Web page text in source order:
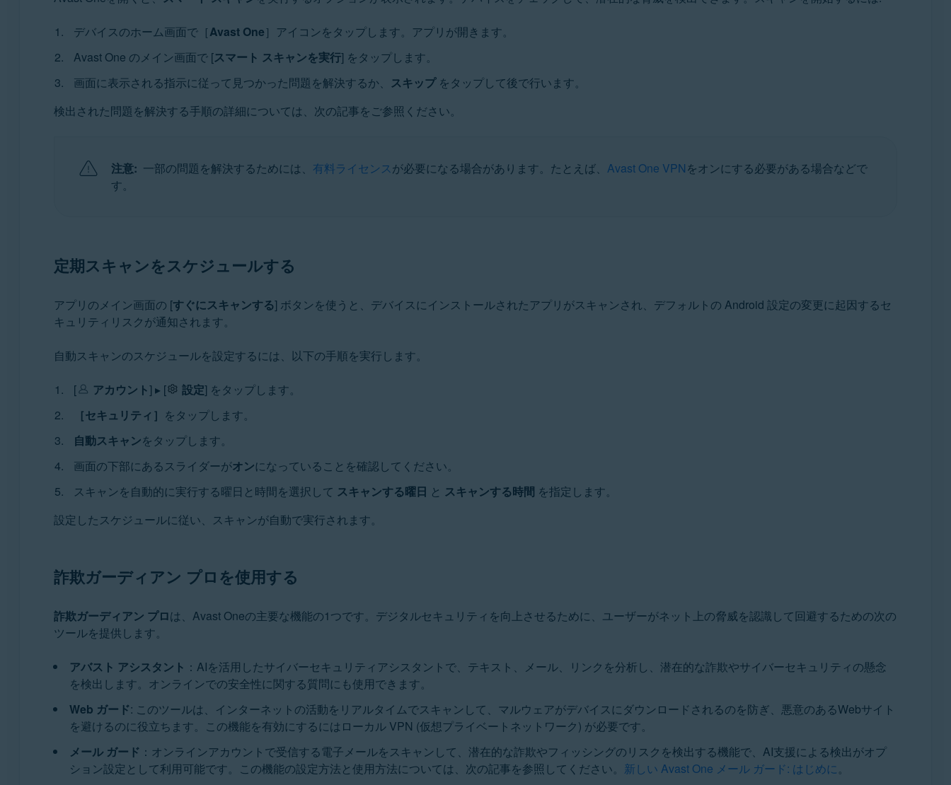
デバイスのホーム画面で［Avast One］アイコンをタップします。アプリが開きます。
Avast One のメイン画面で [スマート スキャンを実行] をタップします。
画面に表示される指示に従って見つかった問題を解決するか、 スキップをタップして後で行います。
検出された問題を解決する手順の詳細については、次の記事をご参照ください。
注意: 一部の問題を解決するためには、 有料ライセンスが必要になる場合があります。たとえば、 Avast One VPNをオンにする必要がある場合などで
す。
定期スキャンをスケジュールする
アプリのメイン画面の [すぐにスキャンする] ボタンを使うと、デバイスにインストールされたアプリがスキャンされ、デフォルトの Android 設定の変更に起因するセ
キュリティリスクが通知されます。
自動スキャンのスケジュールを設定するには、以下の手順を実行します。
[ アカウント] ▸ [ 設定] をタップします。
［セキュリティ］ をタップします。
自動スキャンをタップします。
画面の下部にあるスライダーがオンになっていることを確認してください。
スキャンを自動的に実行する曜日と時間を選択して スキャンする曜日 と スキャンする時間 を指定します。
設定したスケジュールに従い、スキャンが自動で実行されます。
詐欺ガーディアン プロを使用する
詐欺ガーディアン プロは、Avast Oneの主要な機能の1つです。デジタルセキュリティを向上させるために、ユーザーがネット上の脅威を認識して回避するための次の
ツールを提供します。
アバスト アシスタント ：AIを活用したサイバーセキュリティアシスタントで、テキスト、メール、リンクを分析し、潜在的な詐欺やサイバーセキュリティの懸念
を検出します。オンラインでの安全性に関する質問にも使用できます。
Web ガード: このツールは、インターネットの活動をリアルタイムでスキャンして、マルウェアがデバイスにダウンロードされるのを防ぎ、悪意のあるWebサイト
を避けるのに役立ちます。この機能を有効にするにはローカル VPN (仮想プライベートネットワーク) が必要です。
メール ガード ：オンラインアカウントで受信する電子メールをスキャンして、潜在的な詐欺やフィッシングのリスクを検出する機能で、AI支援による検出がオプ
ション設定として利用可能です。この機能の設定方法と使用方法については、次の記事を参照してください。 新しい Avast One メール ガード: はじめに。